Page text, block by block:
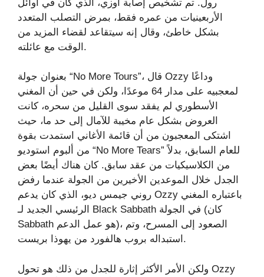
رول. تم تشخيص إصابة أوزي، الذي كان في أوائل
الأربعينيات من عمره فقط، بمرض التصلب المتعدد
بشكل خاطئ، وقال إنه سيتقاعد لقضاء المزيد من
الوقت مع عائلته.
بعنوان جولة “No More Tours”، قال Ozzy وداعًا
لمعجبيه على مدار 64 موعدًا، ولكن في حين أن المغني
الأسطوري لم يفقد سوى القليل من سحره، كانت
العروض بشكل عام مخيبة للآمال إلى حد ما، حيث
اشتكى المعجبون من أن قائمة الأغاني استمدت بقوة
من ألبوم استوديو “No More Tears” للعام السابق، بدلاً
من الكلاسيكيات من عقد سابق. كان هناك أيضًا بعض
الجدل خلال الموعدين الأخيرين من الجولة عندما رفض
روني جيمس ديو، الذي كان يدعم Ozzy باعتباره المغني
الرئيسي الجديد لـ Black Sabbath في الجولة (كان
Sabbath هو عمل الدعم)، الصعود إلى المسرح، وتم
استبداله بروب هالفورد من يهوذا بريست.
ولكن الأمر الأكثر إثارة للجدل من ذلك هو تحول Ozzy